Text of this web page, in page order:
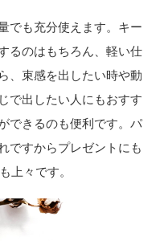
でも充分使えます。キー
るのはもちろん、軽い仕
、束感を出したい時や動
で出したい人にもおすす
できるのも便利です。パ
ですからプレゼントにも
上々です。